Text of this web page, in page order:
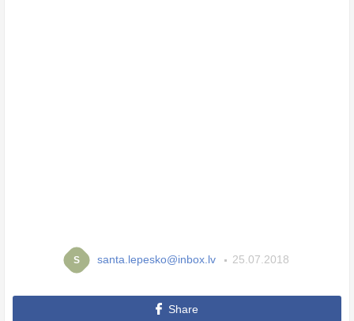
S santa.lepesko@inbox.lv 25.07.2018
Share